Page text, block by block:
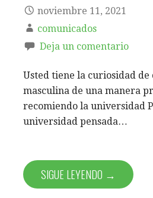
noviembre 11, 2021
comunicados
Deja un comentario
Usted tiene la curiosidad
masculina de una manera
recomiendo la universidad
universidad pensada…
SIGUE LEYENDO →